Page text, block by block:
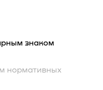
знаком
нормативных